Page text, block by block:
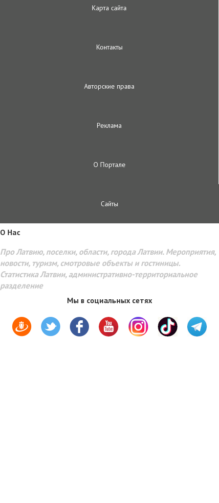
Карта сайта
Контакты
Авторские права
Реклама
О Портале
Сайты
O Hac
Про Латвию, поселки, области, города Латвии. Мероприятия,
новости, туризм, смотровые объекты и гостиницы.
Статистика Латвии, административно-территориальное
разделение
Мы в социальных сетях